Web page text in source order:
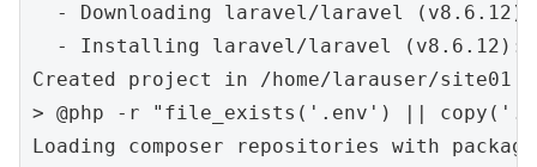
  - Downloading laravel/laravel (v8.6.12)
- Installing laravel/laravel (v8.6.12):
Created project in /home/larauser/site01
> @php -r "file_exists('.env') ||
Loading composer repositories with